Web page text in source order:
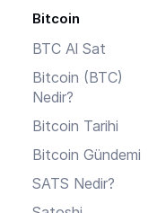
Bitcoin
BTC Al Sat
Bitcoin (BTC)
Nedir?
Bitcoin Tarihi
Bitcoin Gündemi
SATS Nedir?